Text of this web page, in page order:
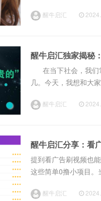
醒牛启汇
醒牛启汇独家揭秘
在当下社会，我们
几。今天，我想和大
醒牛启汇
醒牛启汇分享：看
提到看广告刷视频也
这些简单0撸小项目
多，但是只要做了就能
醒牛启汇